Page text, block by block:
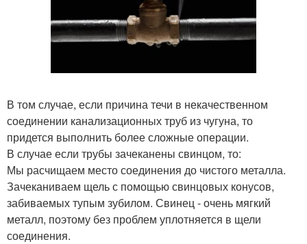
В том случае, если причина течи в некачественном
соединении канализационных труб из чугуна, то
придется выполнить более сложные операции.
В случае если трубы зачеканены свинцом, то:
Мы расчищаем место соединения до чистого металла.
Зачеканиваем щель с помощью свинцовых конусов,
забиваемых тупым зубилом. Свинец - очень мягкий
металл, поэтому без проблем уплотняется в щели
соединения.